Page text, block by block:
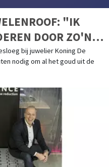
"IK
DOOR ZO'N
bij juwelier Koning De
nodig om al het goud uit de